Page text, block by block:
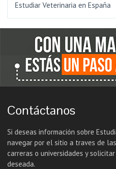
Estudiar Veterinaria en España
Contáctanos
Si deseas información sobre
navegar por el sitio a traves de
carreras o universidades y
deseada.